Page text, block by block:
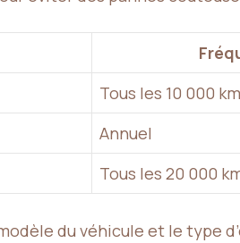
Tous les 10 000 km
Annuel
Tous les 20 000
du véhicule et le type